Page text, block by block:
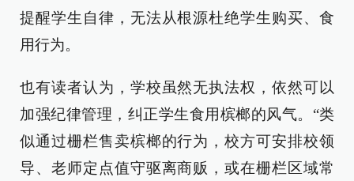
提醒学生自律，无法从根源杜绝学生购买、食
用行为。
也有读者认为，学校虽然无执法权，依然可以
加强纪律管理，纠正学生食用槟榔的风气。“类
似通过栅栏售卖槟榔的行为，校方可安排校领
导、老师定点值守驱离商贩，或在栅栏区域常